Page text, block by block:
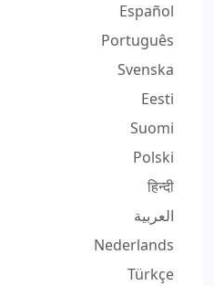
Español
Português
Svenska
Eesti
Suomi
Polski
हिन्दी
العربية
Nederlands
Türkçe